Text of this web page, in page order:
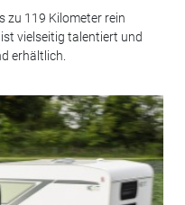
zu 119 Kilometer rein
vielseitig talentiert und
erhältlich.